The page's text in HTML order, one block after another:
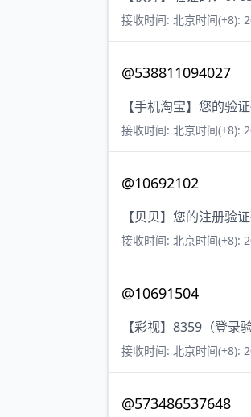
接收时间: 北京时间(+8):
@538811094027
【手机淘宝】您的验
接收时间: 北京时间(+8):
@10692102
【贝贝】您的注册验
接收时间: 北京时间(+8):
@10691504
【彩视】8359（登录
接收时间: 北京时间(+8):
@573486537648